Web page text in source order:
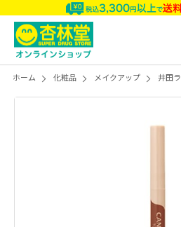
ホーム 化粧品 メイクアップ 井田